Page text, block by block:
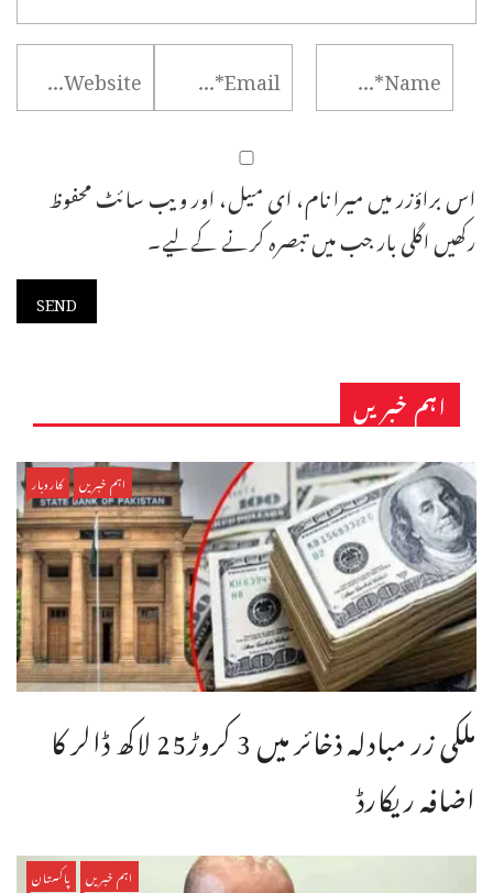
اس براؤزر میں میرا نام، ای میل، اور ویب سائٹ محفوظ
رکھیں اگلی بار جب میں تبصرہ کرنے کےلیے۔
اہم خبریں
اہم خبریں کاروبار
ملکی زر مبادلہ ذخائر میں 3 کروڑ25 لاکھ ڈالر کا
اضافہ ریکارڈ
اہم خبریں پاکستان